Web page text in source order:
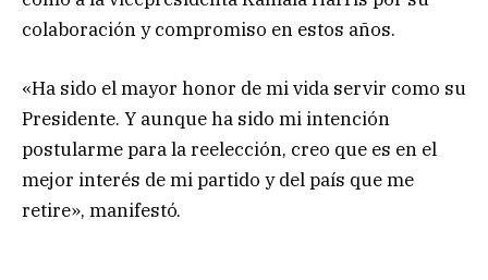
colaboración y compromiso en estos años.
«Ha sido el mayor honor de mi vida servir como su
Presidente. Y aunque ha sido mi intención
postularme para la reelección, creo que es en el
mejor interés de mi partido y del país que me
retire», manifestó.